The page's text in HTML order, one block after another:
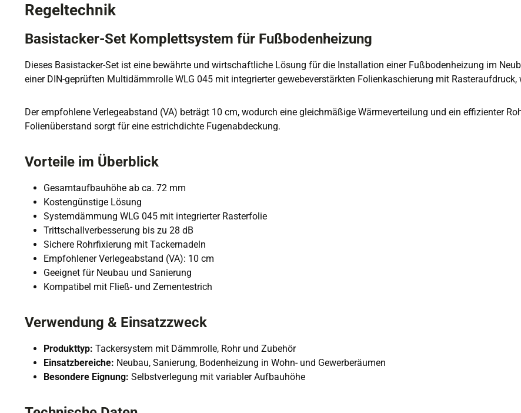
Regeltechnik
Basistacker-Set Komplettsystem für Fußbodenheizung
Dieses Basistacker-Set ist eine bewährte und wirtschaftliche Lösung für die Installation einer Fußbodenheizung im
einer DIN-geprüften Multidämmrolle WLG 045 mit integrierter gewebeverstärkten Folienkaschierung mit Rasteraufdruck,
Der empfohlene Verlegeabstand (VA) beträgt 10 cm, wodurch eine gleichmäßige Wärmeverteilung und ein effizienter
Folienüberstand sorgt für eine estrichdichte Fugenabdeckung.
Vorteile im Überblick
Gesamtaufbauhöhe ab ca. 72 mm
Kostengünstige Lösung
Systemdämmung WLG 045 mit integrierter Rasterfolie
Trittschallverbesserung bis zu 28 dB
Sichere Rohrfixierung mit Tackernadeln
Empfohlener Verlegeabstand (VA): 10 cm
Geeignet für Neubau und Sanierung
Kompatibel mit Fließ- und Zementestrich
Verwendung & Einsatzzweck
Produkttyp: Tackersystem mit Dämmrolle, Rohr und Zubehör
Einsatzbereiche: Neubau, Sanierung, Bodenheizung in Wohn- und Gewerberäumen
Besondere Eignung: Selbstverlegung mit variabler Aufbauhöhe